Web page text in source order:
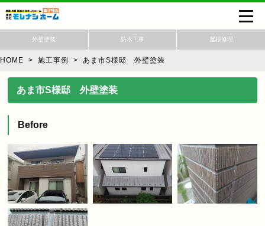
外壁塗装 防水工事 屋根修理
HOME > 施工事例 > あま市S様邸 外壁塗装
あま市S様邸 外壁塗装
Before